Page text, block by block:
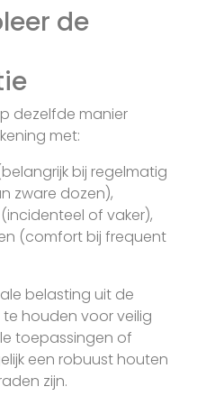
de
dezelfde manier
met:
bij regelmatig
zware dozen),
of vaker),
(comfort bij frequent
belasting uit de
houden voor veilig
toepassingen of
een robuust houten
zijn.